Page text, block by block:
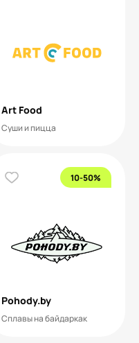
Art Food
Суши и пицца
10-50%
Pohody.by
Сплавы на байдаркак